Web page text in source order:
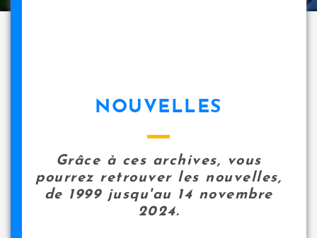
NOUVELLES
Grâce à ces archives, vous
pourrez retrouver les nouvelles,
de 1999 jusqu'au 14 novembre
2024.